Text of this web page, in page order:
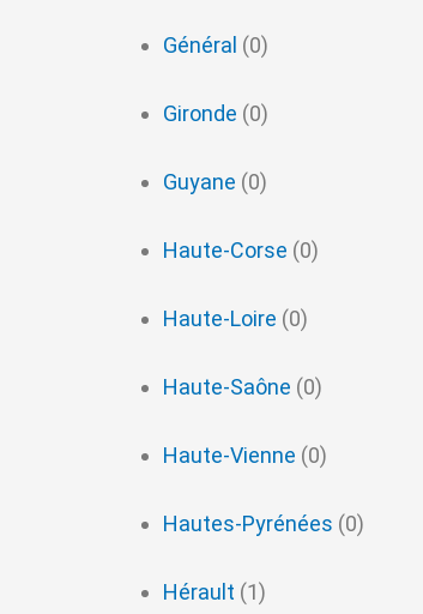
Général (0)
Gironde (0)
Guyane (0)
Haute-Corse (0)
Haute-Loire (0)
Haute-Saône (0)
Haute-Vienne (0)
Hautes-Pyrénées (0)
Hérault (1)